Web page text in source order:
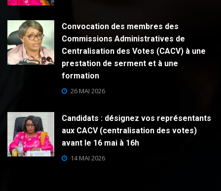
Convocation des membres des
Commissions Administratives de
Centralisation des Votes (CACV) à une
prestation de serment et à une
formation
26 MAI 2026
Candidats : désignez vos représentants
aux CACV (centralisation des votes)
avant le 16 mai à 16h
14 MAI 2026